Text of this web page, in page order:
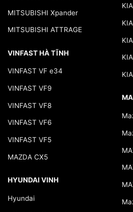
MITSUBISHI Xpander
MITSUBISHI ATTRAGE
VINFAST HÀ TĨNH
VINFAST VF e34
VINFAST VF9
VINFAST VF8
VINFAST VF6
VINFAST VF5
MAZDA CX5
HYUNDAI VINH
Hyundai